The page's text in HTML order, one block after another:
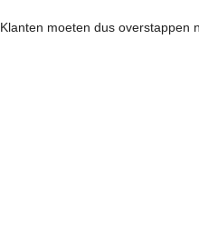
Klanten moeten dus overstappen